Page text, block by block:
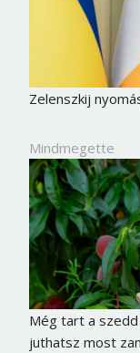
Zelenszkij
Mindmegette
Még tart a
juthatsz most